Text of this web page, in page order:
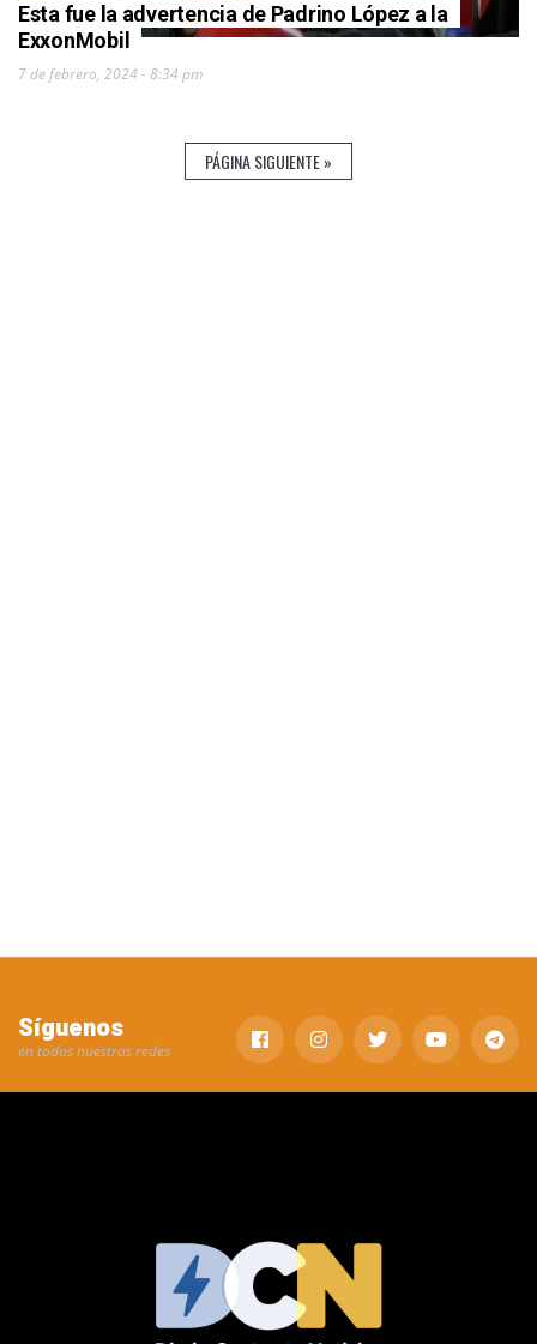
Esta fue la advertencia de Padrino López a la
ExxonMobil
7 de febrero, 2024 - 8:34 pm
PÁGINA SIGUIENTE »
Síguenos
en todas nuestras redes